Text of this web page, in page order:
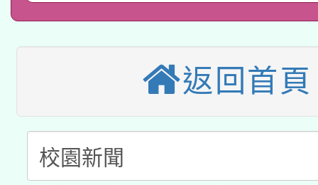
接種對象擴大為「滿6
接種之民眾」措施，
月28日止
業技術研究院辦理「
用水績優單位及節水達
115年8月22日(星期六
桃園市孔廟祈福系列
開 智慧啟航」
2026年桃園地景藝術
「2026桃園藝術巡演
關事宜
轉知教育部國民及學前
國立臺灣師範大學辦理
函轉國家教育研究院中
返回首頁